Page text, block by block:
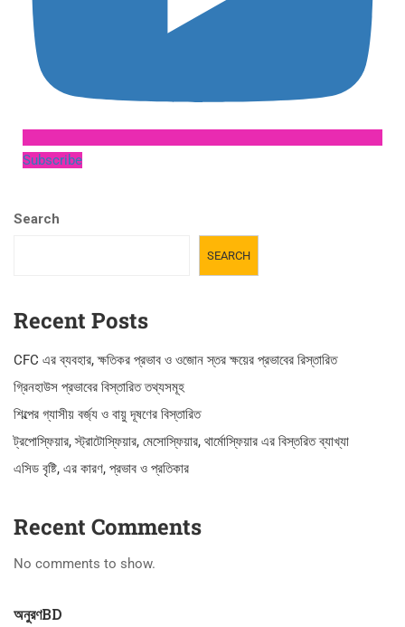
Subscribe
Search
SEARCH
Recent Posts
CFC এর ব্যবহার, ক্ষতিকর প্রভাব ও ওজোন স্তর ক্ষয়ের প্রভাবের রিস্তারিত
গ্রিনহাউস প্রভাবের বিস্তারিত তথ্যসমূহ
শিল্পের গ্যাসীয় বর্জ্য ও বায়ু দূষণের বিস্তারিত
ট্রপোস্ফিয়ার, স্ট্রাটোস্ফিয়ার, মেসোস্ফিয়ার, থার্মোস্ফিয়ার এর বিস্তরিত ব্যাখ্যা
এসিড বৃষ্টি, এর কারণ, প্রভাব ও প্রতিকার
Recent Comments
No comments to show.
অনুরণBD